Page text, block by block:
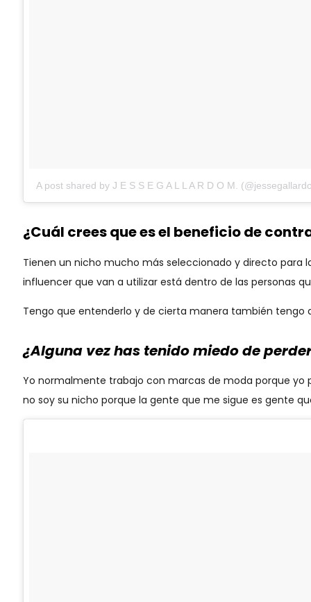
A post shared by J E S S E G A L L A R D O M.
¿Cuál crees que es el beneficio de
Tienen un nicho mucho más seleccionado y directo para
influencer que van a utilizar está dentro de las personas
Tengo que entenderlo y de cierta manera también tengo
¿Alguna vez has tenido miedo de
Yo normalmente trabajo con marcas de moda porque yo
no soy su nicho porque la gente que me sigue es gente